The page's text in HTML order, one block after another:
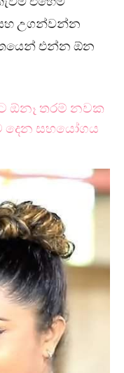
උගන්වන්න
එන්න ඕන
ඕනෑ තරම් නවක
දෙන සහයෝගය